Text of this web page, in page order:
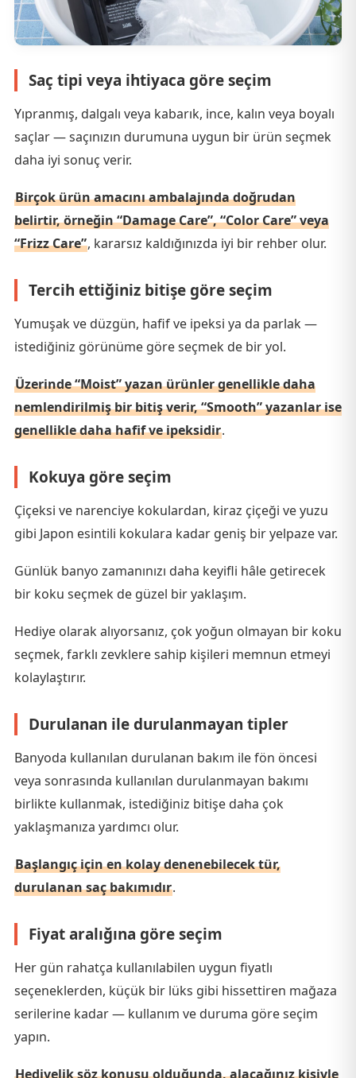
Saç tipi veya ihtiyaca göre seçim
Yıpranmış, dalgalı veya kabarık, ince, kalın veya boyalı
saçlar — saçınızın durumuna uygun bir ürün seçmek
daha iyi sonuç verir.
Birçok ürün amacını ambalajında doğrudan
belirtir, örneğin “Damage Care”, “Color Care” veya
“Frizz Care”, kararsız kaldığınızda iyi bir rehber olur.
Tercih ettiğiniz bitişe göre seçim
Yumuşak ve düzgün, hafif ve ipeksi ya da parlak —
istediğiniz görünüme göre seçmek de bir yol.
Üzerinde “Moist” yazan ürünler genellikle daha
nemlendirilmiş bir bitiş verir, “Smooth” yazanlar ise
genellikle daha hafif ve ipeksidir.
Kokuya göre seçim
Çiçeksi ve narenciye kokulardan, kiraz çiçeği ve yuzu
gibi Japon esintili kokulara kadar geniş bir yelpaze var.
Günlük banyo zamanınızı daha keyifli hâle getirecek
bir koku seçmek de güzel bir yaklaşım.
Hediye olarak alıyorsanız, çok yoğun olmayan bir koku
seçmek, farklı zevklere sahip kişileri memnun etmeyi
kolaylaştırır.
Durulanan ile durulanmayan tipler
Banyoda kullanılan durulanan bakım ile fön öncesi
veya sonrasında kullanılan durulanmayan bakımı
birlikte kullanmak, istediğiniz bitişe daha çok
yaklaşmanıza yardımcı olur.
Başlangıç için en kolay denenebilecek tür,
durulanan saç bakımıdır.
Fiyat aralığına göre seçim
Her gün rahatça kullanılabilen uygun fiyatlı
seçeneklerden, küçük bir lüks gibi hissettiren mağaza
serilerine kadar — kullanım ve duruma göre seçim
yapın.
Hediyelik söz konusu olduğunda, alacağınız kişiyle